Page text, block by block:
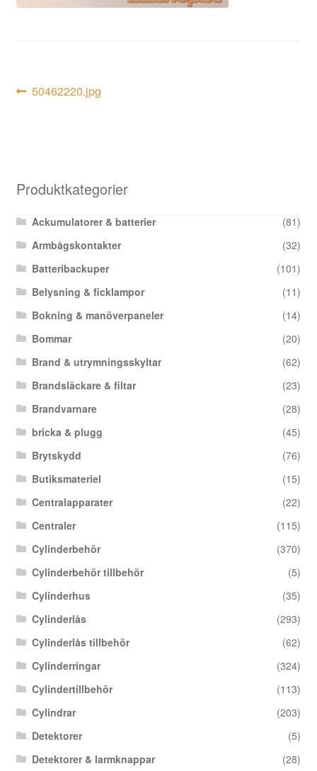
Inläggsnavigering
Föregående
50462220.jpg
Produktkategorier
Ackumulatorer & batterier
(81)
Armbågskontakter
(32)
Batteribackuper
(101)
Belysning & ficklampor
(11)
Bokning & manöverpaneler
(14)
Bommar
(20)
Brand & utrymningsskyltar
(62)
Brandsläckare & filtar
(23)
Brandvarnare
(28)
bricka & plugg
(45)
Brytskydd
(76)
Butiksmateriel
(15)
Centralapparater
(22)
Centraler
(115)
Cylinderbehör
(370)
Cylinderbehör tillbehör
(5)
Cylinderhus
(35)
Cylinderlås
(293)
Cylinderlås tillbehör
(62)
Cylinderringar
(324)
Cylindertillbehör
(113)
Cylindrar
(203)
Detektorer
(5)
Detektorer & larmknappar
(28)